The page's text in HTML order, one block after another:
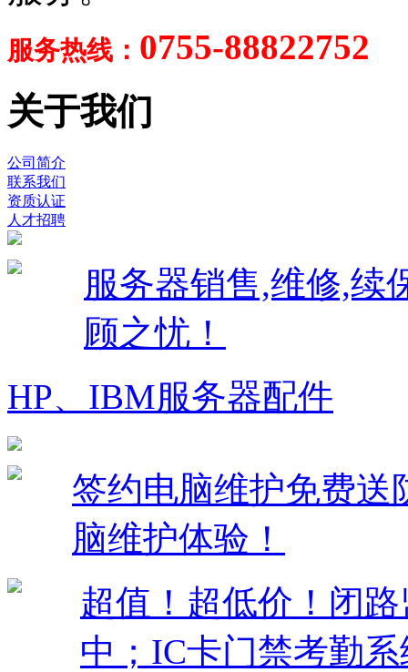
服务热线： 0755-88822752
关于我们
公司简介
联系我们
资质认证
人才招聘
服务器销售,维修,续
顾之忧！
HP、IBM服务器配件
签约电脑维护免费送
脑维护体验！
超值！超低价！闭
中；IC卡门禁考勤